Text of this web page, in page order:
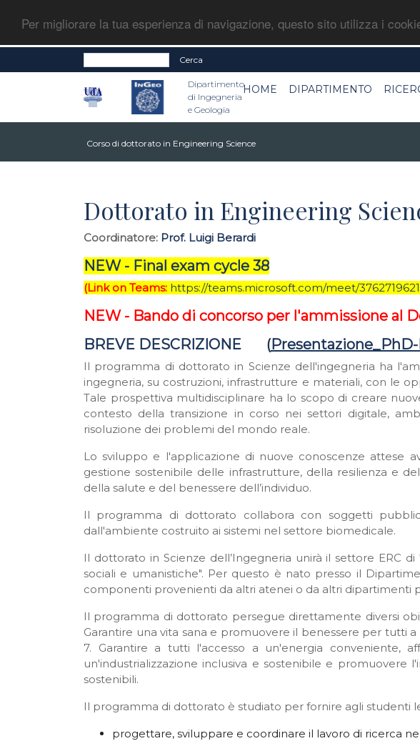
Per migliorare la tua esperienza di navigazione, questo sito utilizza i
Cerca
Dipartimento
di Ingegneria
e Geologia
HOME DIPARTIMENTO
Corso di dottorato in Engineering Science
Dottorato in Engineering
Coordinatore: Prof. Luigi Berardi
NEW - Final exam cycle 38
(Link on Teams: https://teams.microsoft.com/meet/
NEW - Bando di concorso per l'ammissione al
BREVE DESCRIZIONE (
Il programma di dottorato in Scienze dell'ingegneria ha
ingegneria, su costruzioni, infrastrutture e materiali, con le
Tale prospettiva multidisciplinare ha lo scopo di creare
contesto della transizione in corso nei settori digitale,
risoluzione dei problemi del mondo reale.
Lo sviluppo e l'applicazione di nuove conoscenze attese
gestione sostenibile delle infrastrutture, della resilienza e
della salute e del benessere dell’individuo.
Il programma di dottorato collabora con soggetti
dall'ambiente costruito ai sistemi nel settore biomedicale.
Il dottorato in Scienze dell’Ingegneria unirà il settore ERC
sociali e umanistiche". Per questo è nato presso il
componenti provenienti da altri atenei o da altri
Il programma di dottorato persegue direttamente diversi
Garantire una vita sana e promuovere il benessere per tutti
7. Garantire a tutti l'accesso a un'energia conveniente,
un'industrializzazione inclusiva e sostenibile e promuovere
sostenibili.
Il programma di dottorato è studiato per fornire agli studenti
progettare, sviluppare e coordinare il lavoro di ricerca